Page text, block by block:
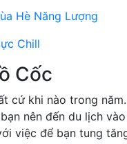
Hè Năng Lượng
Chill
Cốc
cứ khi nào trong
nên đến du lịch
việc để bạn tung